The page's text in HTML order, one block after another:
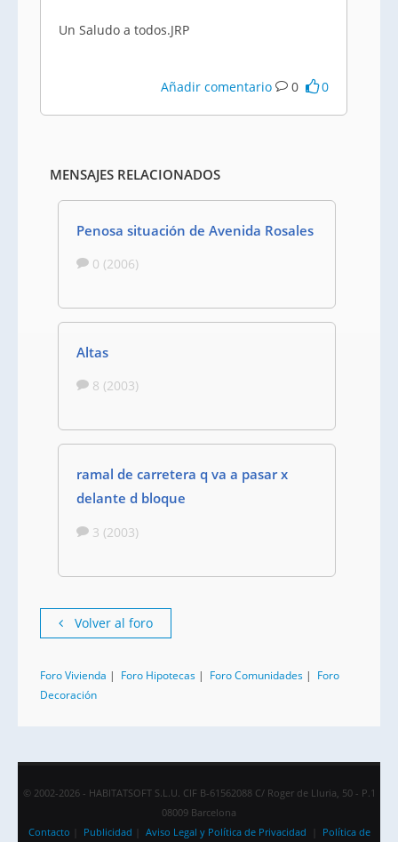
Un Saludo a todos.JRP
Añadir comentario 0 0
MENSAJES RELACIONADOS
Penosa situación de Avenida Rosales
0 (2006)
Altas
8 (2003)
ramal de carretera q va a pasar x
delante d bloque
3 (2003)
Volver al foro
Foro Vivienda | Foro Hipotecas | Foro Comunidades | Foro
Decoración
© 2002-2026 - HABITATSOFT S.L.U. CIF B-61562088 C/ Roger de Lluria, 50 - P.1
08009 Barcelona
Contacto
Publicidad Aviso Legal y Política de Privacidad Política de